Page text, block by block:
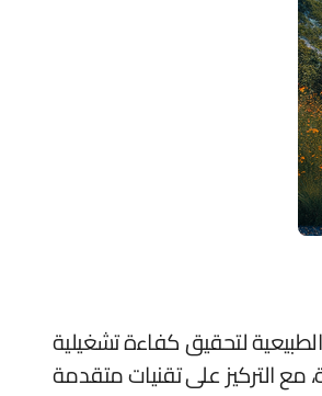
الطبيعية لتحقيق كفاءة تشغيلية
مع التركيز على تقنيات متقدمة